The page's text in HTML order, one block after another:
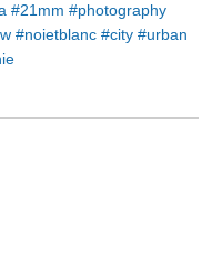
#21mm #photography
#noietblanc #city #urban